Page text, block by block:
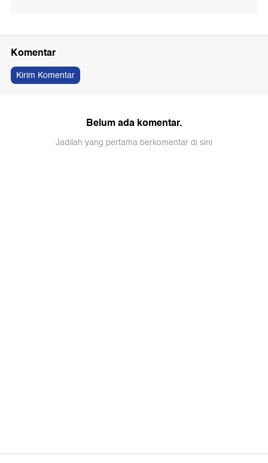
Komentar
Kirim Komentar
Belum ada komentar.
Jadilah yang pertama berkomentar di sini